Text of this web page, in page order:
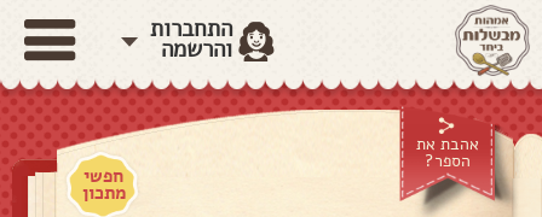
התחברות
והרשמה
אהבת את
הספר?
חפשי
מתכון